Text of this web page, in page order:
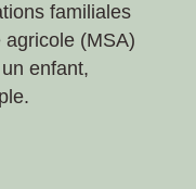
familiales
(MSA)
enfant,